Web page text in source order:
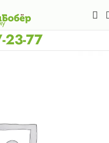
23-77